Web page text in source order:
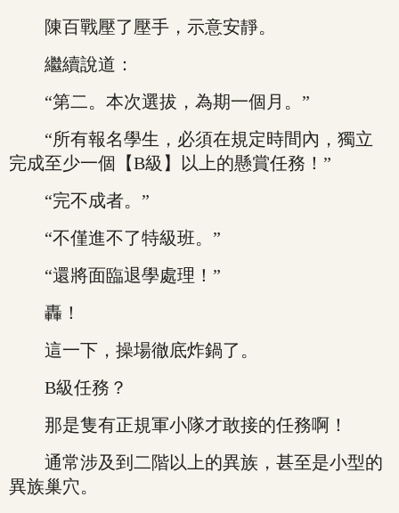
陳百戰壓了壓手，示意安靜。
繼續說道：
“第二。本次選拔，為期一個月。”
“所有報名學生，必須在規定時間內，獨立
完成至少一個【B級】以上的懸賞任務！”
“完不成者。”
“不僅進不了特級班。”
“還將面臨退學處理！”
轟！
這一下，操場徹底炸鍋了。
B級任務？
那是隻有正規軍小隊才敢接的任務啊！
通常涉及到二階以上的異族，甚至是小型的
異族巢穴。